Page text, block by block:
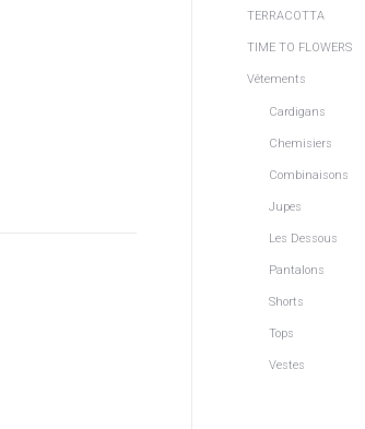
TERRACOTTA
TIME TO FLOWERS
Vêtements
Cardigans
Chemisiers
Combinaisons
Jupes
Les Dessous
Pantalons
Shorts
Tops
Vestes